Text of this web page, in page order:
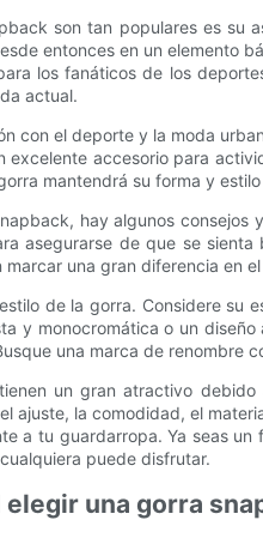
son tan populares es su
entonces en un elemento
los fanáticos de los
actual.
con el deporte y la moda
excelente accesorio para
mantendrá su forma y
hay algunos
asegurarse de que se
una gran diferencia en
de la gorra. Considere
y monocromática o un
una marca de renombre
un gran atractivo
ajuste, la comodidad, el
a tu guardarropa. Ya seas
puede disfrutar.
una gorra